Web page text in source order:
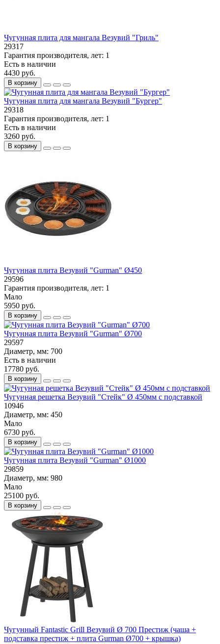
Чугунная плита для мангала Везувий "Гриль"
29317
Гарантия производителя, лет: 1
Есть в наличии
4430 руб.
В корзину
Чугунная плита для мангала Везувий "Бургер"
29318
Гарантия производителя, лет: 1
Есть в наличии
3260 руб.
В корзину
Чугунная плита Везувий "Gurman" Ø450
29596
Гарантия производителя, лет: 1
Мало
5950 руб.
В корзину
Чугунная плита Везувий "Gurman" Ø700
29597
Диаметр, мм: 700
Есть в наличии
17780 руб.
В корзину
Чугунная решетка Везувий "Стейк" Ø 450мм с подставкой
10946
Диаметр, мм: 450
Мало
6730 руб.
В корзину
Чугунная плита Везувий "Gurman" Ø1000
29859
Диаметр, мм: 980
Мало
25100 руб.
В корзину
Чугунный Fantastic Grill Везувий Ø 700 Престиж (чаша +
подставка престиж + плита Gurman Ø700 + крышка)